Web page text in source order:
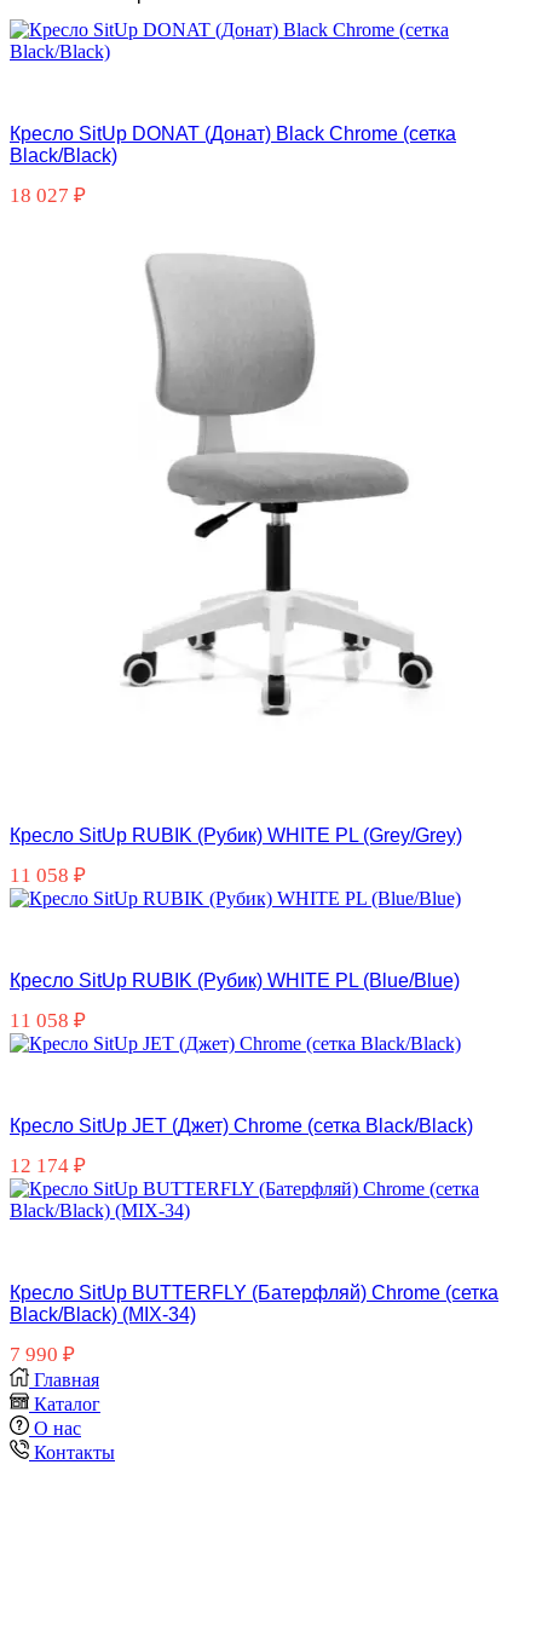
Кресло SitUp DONAT (Донат) Black Chrome (сетка
Black/Black)
18 027 ₽
Кресло SitUp RUBIK (Рубик) WHITE PL (Grey/Grey)
11 058 ₽
Кресло SitUp RUBIK (Рубик) WHITE PL (Blue/Blue)
11 058 ₽
Кресло SitUp JET (Джет) Chrome (сетка Black/Black)
12 174 ₽
Кресло SitUp BUTTERFLY (Батерфляй) Chrome (сетка
Black/Black) (MIX-34)
7 990 ₽
Главная
Каталог
О нас
Контакты